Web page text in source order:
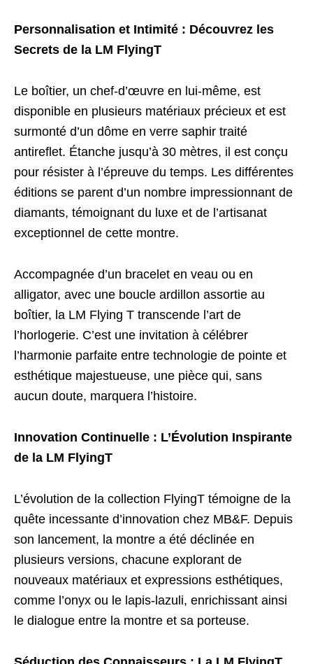
Personnalisation et Intimité : Découvrez les
Secrets de la LM FlyingT
Le boîtier, un chef-d’œuvre en lui-même, est
disponible en plusieurs matériaux précieux et est
surmonté d’un dôme en verre saphir traité
antireflet. Étanche jusqu’à 30 mètres, il est conçu
pour résister à l’épreuve du temps. Les différentes
éditions se parent d’un nombre impressionnant de
diamants, témoignant du luxe et de l’artisanat
exceptionnel de cette montre.
Accompagnée d’un bracelet en veau ou en
alligator, avec une boucle ardillon assortie au
boîtier, la LM Flying T transcende l’art de
l’horlogerie. C’est une invitation à célébrer
l’harmonie parfaite entre technologie de pointe et
esthétique majestueuse, une pièce qui, sans
aucun doute, marquera l’histoire.
Innovation Continuelle : L’Évolution Inspirante
de la LM FlyingT
L’évolution de la collection FlyingT témoigne de la
quête incessante d’innovation chez MB&F. Depuis
son lancement, la montre a été déclinée en
plusieurs versions, chacune explorant de
nouveaux matériaux et expressions esthétiques,
comme l’onyx ou le lapis-lazuli, enrichissant ainsi
le dialogue entre la montre et sa porteuse.